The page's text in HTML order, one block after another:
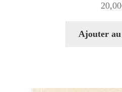
20,00
Ajouter